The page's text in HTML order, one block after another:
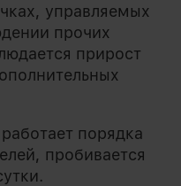
управляемых
прочих
прирост
порядка
пробивается